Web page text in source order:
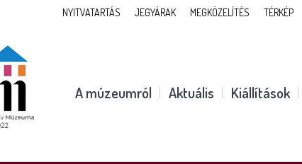
NYITVATARTÁS JEGYÁRAK MEGKÖZELÍTÉS TÉRKÉP
A múzeumról Aktuális Kiállítások